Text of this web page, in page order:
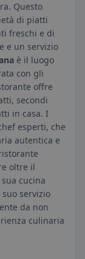
Questo
di piatti
freschi e di
e un servizio
è il luogo
con gli
offre
secondi
in casa. I
esperti, che
autentica e
oltre il
sua cucina
servizio
da non
culinaria